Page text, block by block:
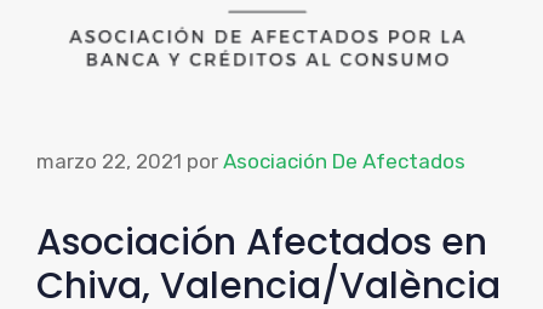
marzo 22, 2021 por Asociación De Afectados
Asociación Afectados en
Chiva, Valencia/València